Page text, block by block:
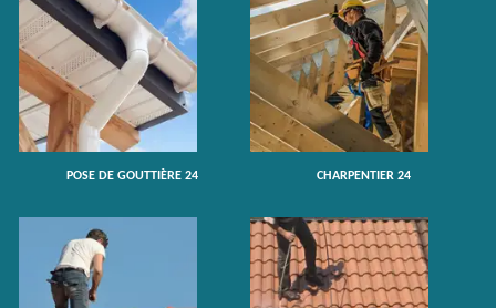
POSE DE GOUTTIÈRE 24 CHARPENTIER 24